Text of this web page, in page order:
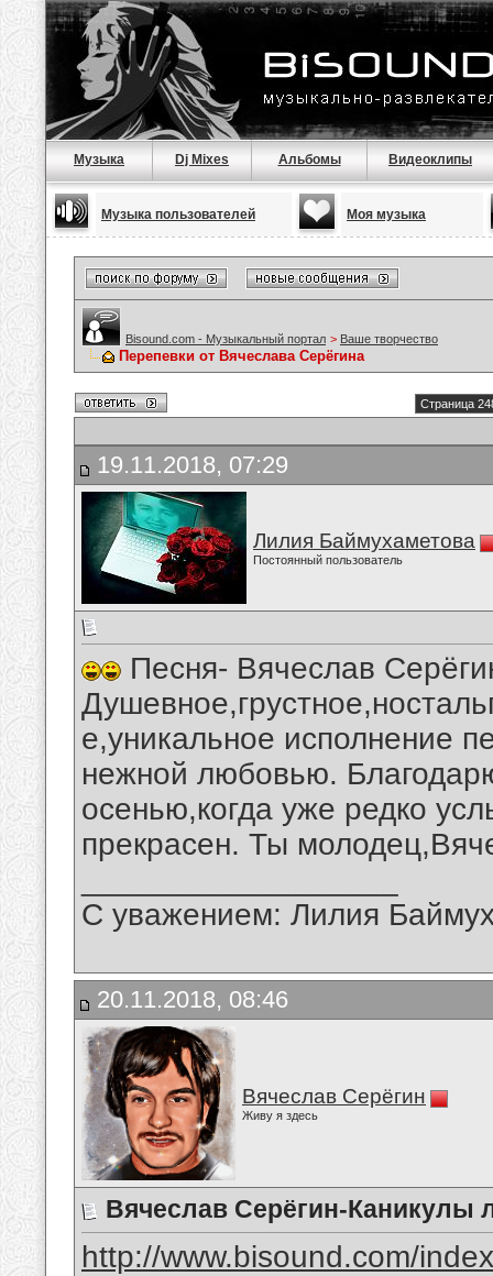
Музыка Dj Mixes Альбомы Видеоклипы
Музыка пользователей Моя музыка
Bisound.com - Музыкальный портал > Ваше творчество
Перепевки от Вячеслава Серёгина
Страница
19.11.2018, 07:29
Лилия Баймухаметова
Постоянный пользователь
Песня- Вячеслав
е,уникальное исполнение
нежной любовью.
осенью,когда уже редко
прекрасен. Ты
С уважением: Лилия
20.11.2018, 08:46
Вячеслав Серёгин
Живу я здесь
Вячеслав Серёгин-Каникулы
http://www.bisound.com/